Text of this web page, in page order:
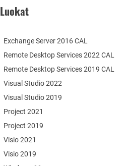
Luokat
Remote Desktop Services 2022 CAL
Remote Desktop Services 2019 CAL
Exchange Server 2016 CAL
Visual Studio 2022
Visual Studio 2019
Project 2021
Project 2019
Visio 2021
Visio 2019